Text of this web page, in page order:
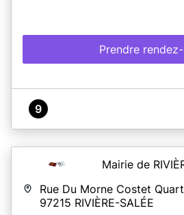
Prendre
9
Mairie de
Rue Du Morne Costet
97215 RIVIÈRE-SALÉE